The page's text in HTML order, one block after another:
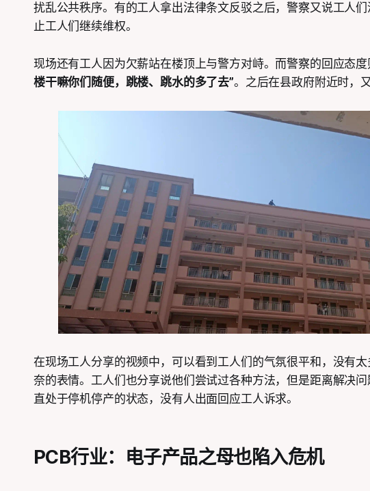
扰乱公共秩序。有的工人拿出法律条文反驳之后，警察又说工人
止工人们继续维权。
现场还有工人因为欠薪站在楼顶上与警方对峙。而警察的回应态度
楼干嘛你们随便，跳楼、跳水的多了去”。之后在县政府附近时，
在现场工人分享的视频中，可以看到工人们的气氛很平和，没有
奈的表情。工人们也分享说他们尝试过各种方法，但是距离解决
直处于停机停产的状态，没有人出面回应工人诉求。
PCB行业：电子产品之母也陷入危机